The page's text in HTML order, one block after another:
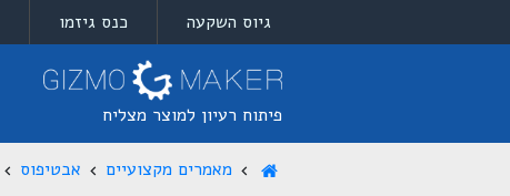
גיוס השקעה כנס גיזמו
פיתוח רעיון למוצר מצליח
מאמרים מקצועיים אבטיפוס